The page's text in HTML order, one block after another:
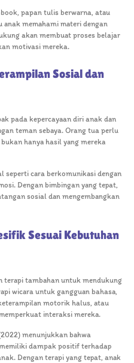
papan tulis berwarna, atau
memahami materi dengan
akan membuat proses belajar
motivasi mereka.
Sosial dan
pada kepercayaan diri anak dan
teman sebaya. Orang tua perlu
hanya hasil yang mereka
seperti cara berkomunikasi dengan
Dengan bimbingan yang tepat,
sosial dan mengembangkan
Sesuai Kebutuhan
terapi tambahan untuk mendukung
wicara untuk gangguan bahasa,
motorik halus, atau
interaksi mereka.
menunjukkan bahwa
dampak positif terhadap
Dengan terapi yang tepat, anak